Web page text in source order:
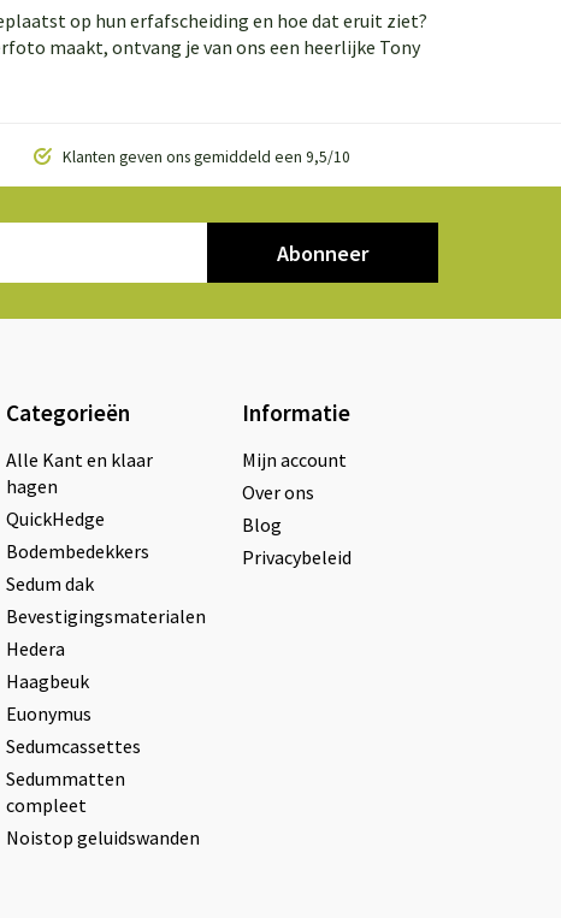
op hun erfafscheiding en hoe dat eruit ziet?
maakt, ontvang je van ons een heerlijke Tony
Klanten geven ons gemiddeld een 9,5/10
Abonneer
Categorieën
Alle Kant en klaar
hagen
QuickHedge
Bodembedekkers
Sedum dak
Bevestigingsmaterialen
Hedera
Haagbeuk
Euonymus
Sedumcassettes
Sedummatten
compleet
Noistop geluidswanden
Informatie
Mijn account
Over ons
Blog
Privacybeleid